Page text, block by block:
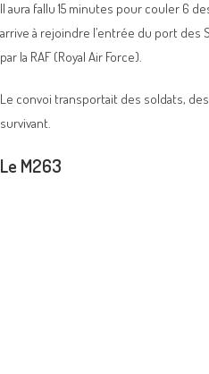
Il aura fallu 15 minutes pour couler 6
arrive à rejoindre l’entrée du port des
par la RAF (Royal Air Force).
Le convoi transportait des soldats,
survivant.
Le M263